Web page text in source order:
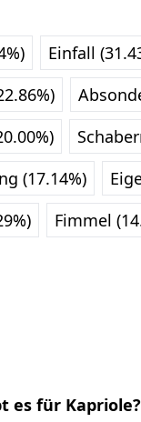
Einfall
(17.14%)
Fimmel
es für Kapriole?